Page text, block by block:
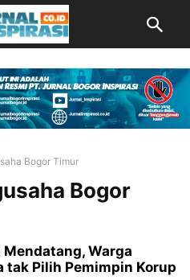
Bogor Timur
Bogor
Mendatang, Warga
tak Pilih Pemimpin Korup